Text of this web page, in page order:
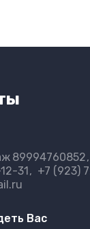
89994760852
31
+7 (923)
Вас